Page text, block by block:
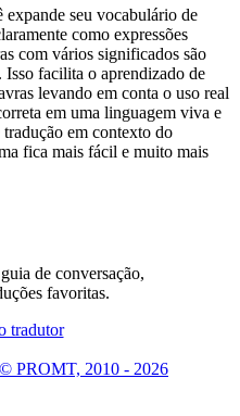
expande seu vocabulário de
como expressões
com vários significados são
facilita o aprendizado de
levando em conta o uso real
em uma linguagem viva e
em contexto do
fica mais fácil e muito mais
de conversação,
favoritas.
© PROMT, 2010 - 2026